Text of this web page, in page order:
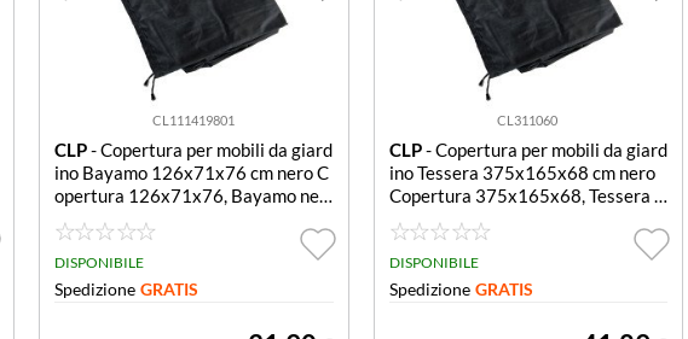
CL111419801
CLP- Copertura per mobili da giard
ino Bayamo 126x71x76 cm nero C
opertura 126x71x76, Bayamo ner
DISPONIBILE
Spedizione GRATIS
CL311060
CLP- Copertura per mobili da giard
ino Tessera 375x165x68 cm nero
Copertura 375x165x68, Tessera n
ero
DISPONIBILE
Spedizione GRATIS